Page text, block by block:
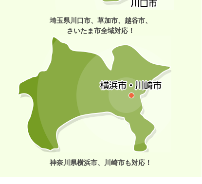
埼玉県川口市、草加市、越谷市、
さいたま市全域対応！
神奈川県横浜市、川崎市も対応！